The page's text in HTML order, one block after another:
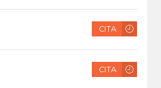
CITA
CITA